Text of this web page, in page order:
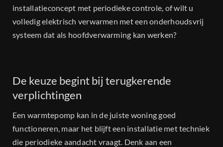
installatieconcept met periodieke controle, of wilt u
volledig elektrisch verwarmen met een onderhoudsvrij
systeem dat als hoofdverwarming kan werken?
De keuze begint bij terugkerende
verplichtingen
Een warmtepomp kan in de juiste woning goed
functioneren, maar het blijft een installatie met techniek
die periodieke aandacht vraagt. Denk aan een